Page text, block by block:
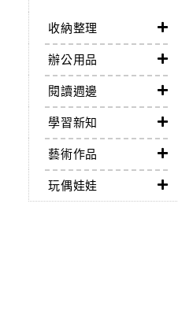
收納整理
辦公用品
閱讀週邊
學習新知
藝術作品
玩偶娃娃